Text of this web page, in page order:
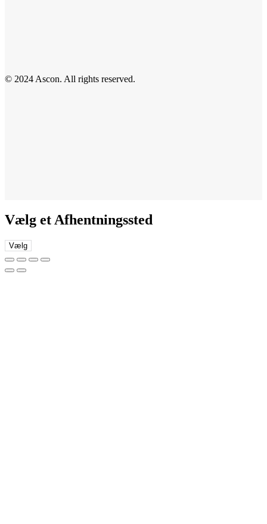
© 2024 Ascon. All rights reserved.
Vælg et Afhentningssted
Vælg